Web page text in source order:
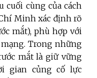
cùng của cách
Minh xác định rõ
mắt), phù hợp với
Trong những
mắt là giữ vững
gian củng cố lực